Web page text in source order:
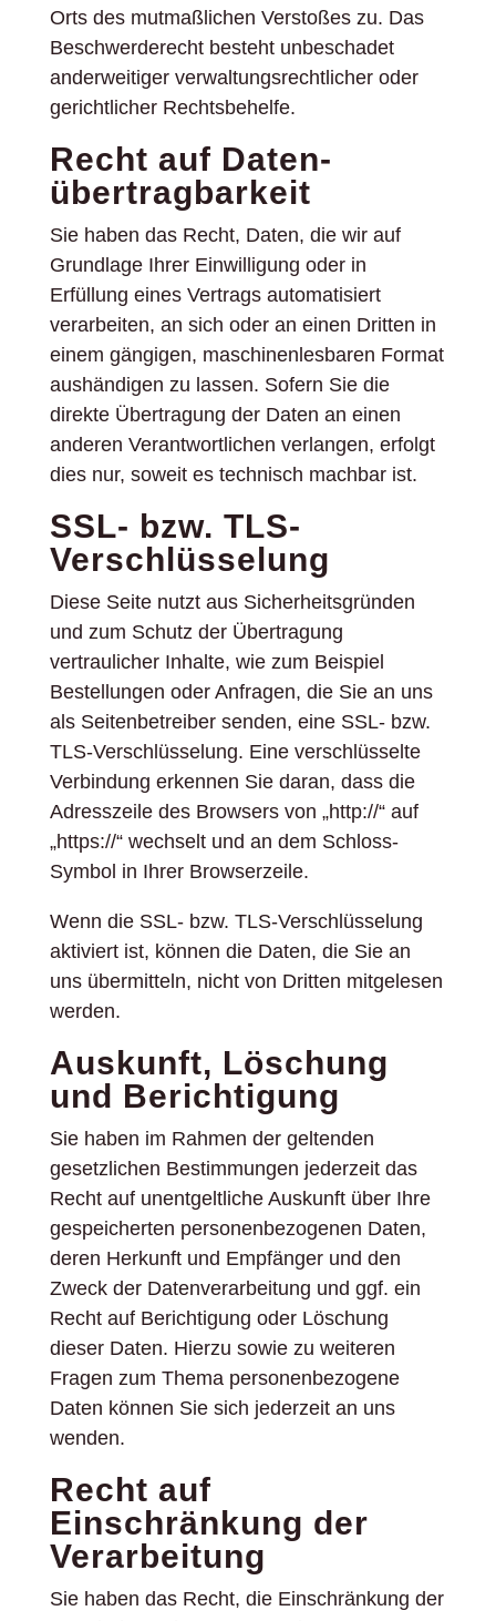
Orts des mutmaßlichen Verstoßes zu. Das
Beschwerderecht besteht unbeschadet
anderweitiger verwaltungsrechtlicher oder
gerichtlicher Rechtsbehelfe.
Recht auf Daten­
übertrag­barkeit
Sie haben das Recht, Daten, die wir auf
Grundlage Ihrer Einwilligung oder in
Erfüllung eines Vertrags automatisiert
verarbeiten, an sich oder an einen Dritten in
einem gängigen, maschinenlesbaren Format
aushändigen zu lassen. Sofern Sie die
direkte Übertragung der Daten an einen
anderen Verantwortlichen verlangen, erfolgt
dies nur, soweit es technisch machbar ist.
SSL- bzw. TLS-
Verschlüsselung
Diese Seite nutzt aus Sicherheitsgründen
und zum Schutz der Übertragung
vertraulicher Inhalte, wie zum Beispiel
Bestellungen oder Anfragen, die Sie an uns
als Seitenbetreiber senden, eine SSL- bzw.
TLS-Verschlüsselung. Eine verschlüsselte
Verbindung erkennen Sie daran, dass die
Adresszeile des Browsers von „http://“ auf
„https://“ wechselt und an dem Schloss-
Symbol in Ihrer Browserzeile.
Wenn die SSL- bzw. TLS-Verschlüsselung
aktiviert ist, können die Daten, die Sie an
uns übermitteln, nicht von Dritten mitgelesen
werden.
Auskunft, Löschung
und Berichtigung
Sie haben im Rahmen der geltenden
gesetzlichen Bestimmungen jederzeit das
Recht auf unentgeltliche Auskunft über Ihre
gespeicherten personenbezogenen Daten,
deren Herkunft und Empfänger und den
Zweck der Datenverarbeitung und ggf. ein
Recht auf Berichtigung oder Löschung
dieser Daten. Hierzu sowie zu weiteren
Fragen zum Thema personenbezogene
Daten können Sie sich jederzeit an uns
wenden.
Recht auf
Einschränkung der
Verarbeitung
Sie haben das Recht, die Einschränkung der